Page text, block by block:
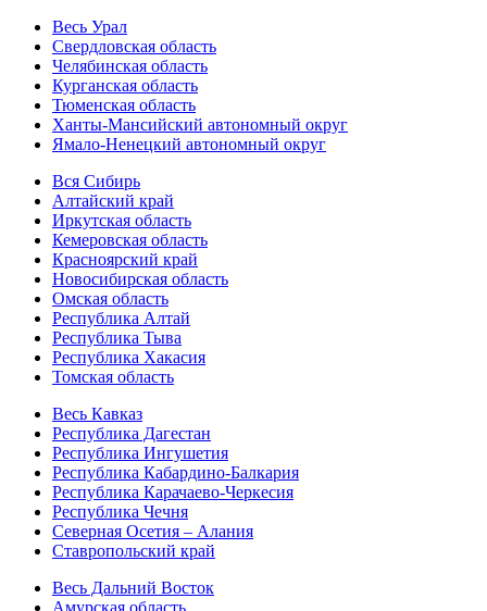
Весь Урал
Свердловская область
Челябинская область
Курганская область
Тюменская область
Ханты-Мансийский автономный округ
Ямало-Ненецкий автономный округ
Вся Сибирь
Алтайский край
Иркутская область
Кемеровская область
Красноярский край
Новосибирская область
Омская область
Республика Алтай
Республика Тыва
Республика Хакасия
Томская область
Весь Кавказ
Республика Дагестан
Республика Ингушетия
Республика Кабардино-Балкария
Республика Карачаево-Черкесия
Республика Чечня
Северная Осетия – Алания
Ставропольский край
Весь Дальний Восток
Амурская область